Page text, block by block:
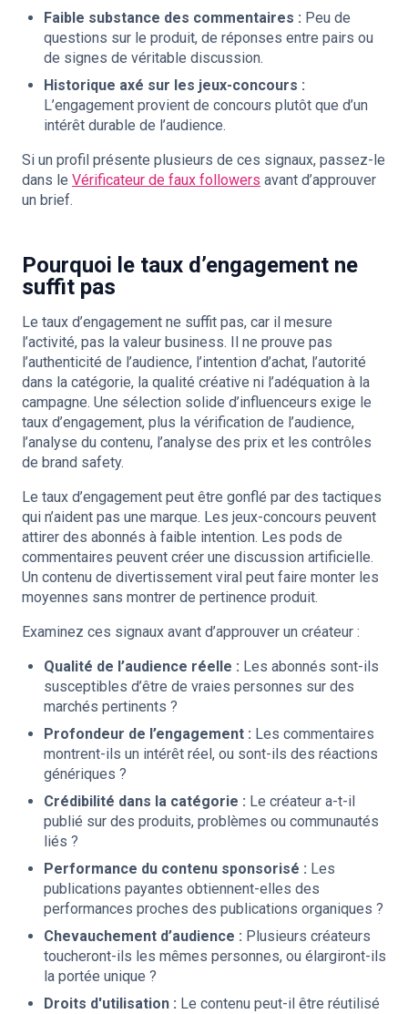
Faible substance des commentaires : Peu de
questions sur le produit, de réponses entre pairs ou
de signes de véritable discussion.
Historique axé sur les jeux-concours :
L’engagement provient de concours plutôt que d’un
intérêt durable de l’audience.
Si un profil présente plusieurs de ces signaux, passez-le
dans le Vérificateur de faux followers avant d’approuver
un brief.
Pourquoi le taux d’engagement ne
suffit pas
Le taux d’engagement ne suffit pas, car il mesure
l’activité, pas la valeur business. Il ne prouve pas
l’authenticité de l’audience, l’intention d’achat, l’autorité
dans la catégorie, la qualité créative ni l’adéquation à la
campagne. Une sélection solide d’influenceurs exige le
taux d’engagement, plus la vérification de l’audience,
l’analyse du contenu, l’analyse des prix et les contrôles
de brand safety.
Le taux d’engagement peut être gonflé par des tactiques
qui n’aident pas une marque. Les jeux-concours peuvent
attirer des abonnés à faible intention. Les pods de
commentaires peuvent créer une discussion artificielle.
Un contenu de divertissement viral peut faire monter les
moyennes sans montrer de pertinence produit.
Examinez ces signaux avant d’approuver un créateur :
Qualité de l’audience réelle : Les abonnés sont-ils
susceptibles d’être de vraies personnes sur des
marchés pertinents ?
Profondeur de l’engagement : Les commentaires
montrent-ils un intérêt réel, ou sont-ils des réactions
génériques ?
Crédibilité dans la catégorie : Le créateur a-t-il
publié sur des produits, problèmes ou communautés
liés ?
Performance du contenu sponsorisé : Les
publications payantes obtiennent-elles des
performances proches des publications organiques ?
Chevauchement d’audience : Plusieurs créateurs
toucheront-ils les mêmes personnes, ou élargiront-ils
la portée unique ?
Droits d'utilisation : Le contenu peut-il être réutilisé